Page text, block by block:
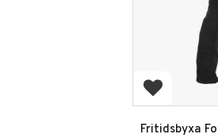
Lägg till i
Fritidsbyxa